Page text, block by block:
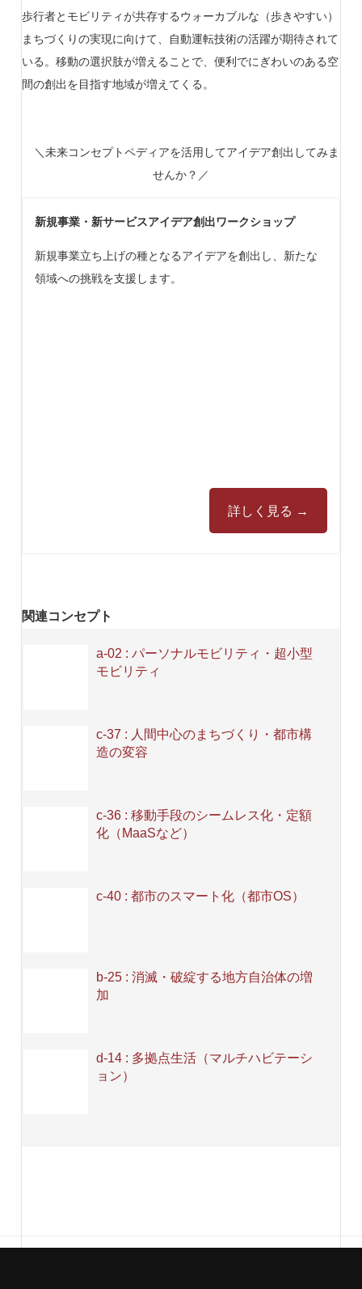
歩行者とモビリティが共存するウォーカブルな（歩きやすい）
まちづくりの実現に向けて、自動運転技術の活躍が期待されて
いる。移動の選択肢が増えることで、便利でにぎわいのある空
間の創出を目指す地域が増えてくる。
＼未来コンセプトペディアを活用してアイデア創出してみま
せんか？／
新規事業・新サービスアイデア創出ワークショップ
新規事業立ち上げの種となるアイデアを創出し、新たな
領域への挑戦を支援します。
詳しく見る →
関連コンセプト
a-02 : パーソナルモビリティ・超小型
モビリティ
c-37 : 人間中心のまちづくり・都市構
造の変容
c-36 : 移動手段のシームレス化・定額
化（MaaSなど）
c-40 : 都市のスマート化（都市OS）
b-25 : 消滅・破綻する地方自治体の増
加
d-14 : 多拠点生活（マルチハビテーシ
ョン）